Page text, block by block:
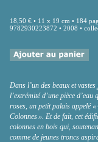
18,50 € • 11 x 19 cm • 184
9782930223872 • 2008 •
Dans l’un des beaux et
l’extrémité d’une pièce
roses, un petit palais appelé
Colonnes ». Et de fait, cet
colonnes en bois qui,
comme de jeunes troncs